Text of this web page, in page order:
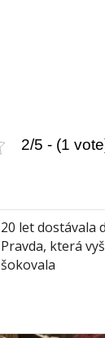
2/5 - (1
20 let dostávala
Pravda, která
šokovala